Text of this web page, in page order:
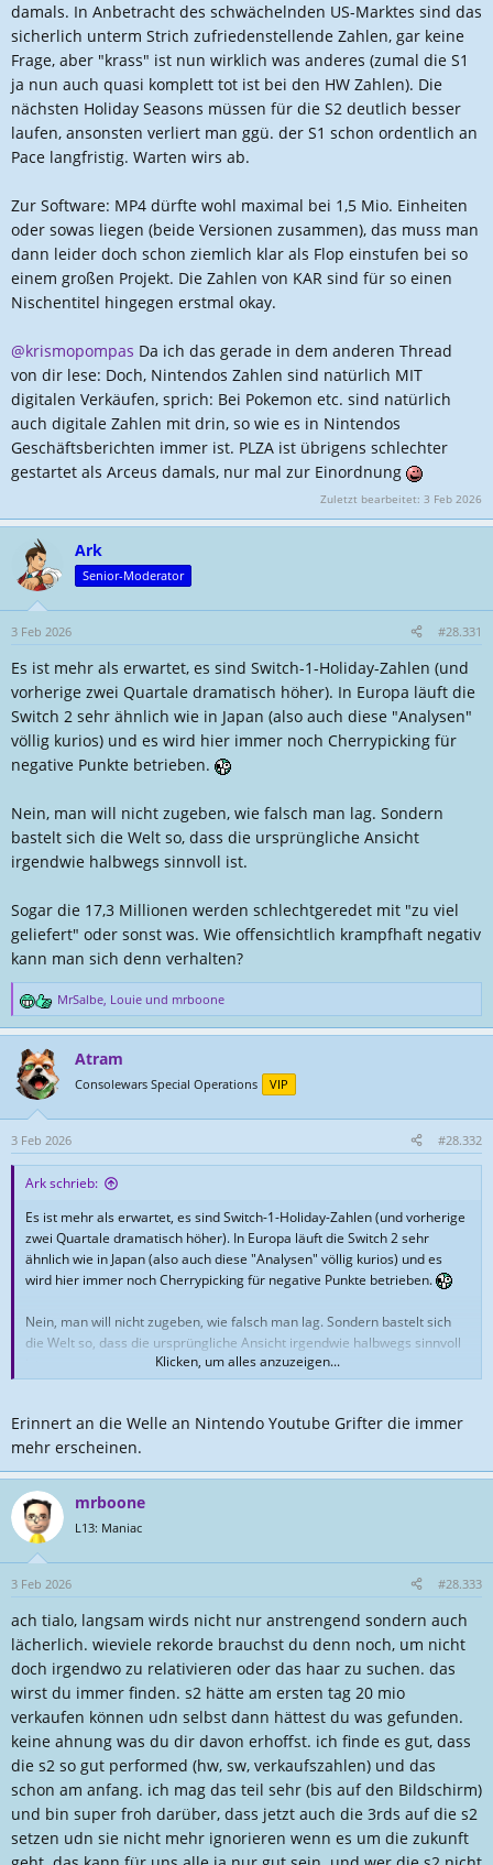
damals. In Anbetracht des schwächelnden US-Marktes sind das
sicherlich unterm Strich zufriedenstellende Zahlen, gar keine
Frage, aber "krass" ist nun wirklich was anderes (zumal die S1
ja nun auch quasi komplett tot ist bei den HW Zahlen). Die
nächsten Holiday Seasons müssen für die S2 deutlich besser
laufen, ansonsten verliert man ggü. der S1 schon ordentlich an
Pace langfristig. Warten wirs ab.
Zur Software: MP4 dürfte wohl maximal bei 1,5 Mio. Einheiten
oder sowas liegen (beide Versionen zusammen), das muss man
dann leider doch schon ziemlich klar als Flop einstufen bei so
einem großen Projekt. Die Zahlen von KAR sind für so einen
Nischentitel hingegen erstmal okay.
@krismopompas Da ich das gerade in dem anderen Thread
von dir lese: Doch, Nintendos Zahlen sind natürlich MIT
digitalen Verkäufen, sprich: Bei Pokemon etc. sind natürlich
auch digitale Zahlen mit drin, so wie es in Nintendos
Geschäftsberichten immer ist. PLZA ist übrigens schlechter
gestartet als Arceus damals, nur mal zur Einordnung
Zuletzt bearbeitet: 3 Feb 2026
Ark
Senior-Moderator
3 Feb 2026 #28.331
Es ist mehr als erwartet, es sind Switch-1-Holiday-Zahlen (und
vorherige zwei Quartale dramatisch höher). In Europa läuft die
Switch 2 sehr ähnlich wie in Japan (also auch diese "Analysen"
völlig kurios) und es wird hier immer noch Cherrypicking für
negative Punkte betrieben.
Nein, man will nicht zugeben, wie falsch man lag. Sondern
bastelt sich die Welt so, dass die ursprüngliche Ansicht
irgendwie halbwegs sinnvoll ist.
Sogar die 17,3 Millionen werden schlechtgeredet mit "zu viel
geliefert" oder sonst was. Wie offensichtlich krampfhaft negativ
kann man sich denn verhalten?
R
e
k
t
o
n
e
MrSalbe, Louie und mrboone
Atram
Consolewars Special Operations VIP
3 Feb 2026 #28.332
Ark schrieb:
Es ist mehr als erwartet, es sind Switch-1-Holiday-Zahlen (und vorherige
zwei Quartale dramatisch höher). In Europa läuft die Switch 2 sehr
ähnlich wie in Japan (also auch diese "Analysen" völlig kurios) und es
wird hier immer noch Cherrypicking für negative Punkte betrieben.
Nein, man will nicht zugeben, wie falsch man lag. Sondern bastelt sich
die Welt so, dass die ursprüngliche Ansicht irgendwie halbwegs sinnvoll
Klicken, um alles anzuzeigen...
Erinnert an die Welle an Nintendo Youtube Grifter die immer
mehr erscheinen.
mrboone
L13: Maniac
3 Feb 2026 #28.333
ach tialo, langsam wirds nicht nur anstrengend sondern auch
lächerlich. wieviele rekorde brauchst du denn noch, um nicht
doch irgendwo zu relativieren oder das haar zu suchen. das
wirst du immer finden. s2 hätte am ersten tag 20 mio
verkaufen können udn selbst dann hättest du was gefunden.
keine ahnung was du dir davon erhoffst. ich finde es gut, dass
die s2 so gut performed (hw, sw, verkaufszahlen) und das
schon am anfang. ich mag das teil sehr (bis auf den Bildschirm)
und bin super froh darüber, dass jetzt auch die 3rds auf die s2
setzen udn sie nicht mehr ignorieren wenn es um die zukunft